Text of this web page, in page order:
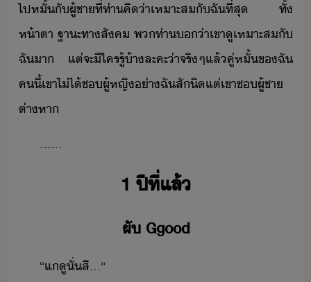
ไป​หั้​ั​ผู้ชา​ที่​ท่า​คิ​่า​เหาะส​ั​ฉัที​่​สุ​ ​ทั้​
ห้าตา​ ​ฐาะ​ทาสัค​ ​พ​ท่า​่า​เขา​ู​เหาะส​ั​
ฉั​า​ ​แต่​จะ​ี​ใคร​รู้​้า​ละ​คะ​่า​จริๆ​แล้​คู่หั้​ข​ฉั​
ค​ี้​เขา​ไ่ไ้​ช​ผู้หญิ​่า​ฉั​สัิ​แต่​เขา​ช​ผู้ชา​
ต่าหา​
......
1​ ​ปี​ที่แล้​
ผั​ ​Ggood​
“​แ​ู​ั่สิ​...​”